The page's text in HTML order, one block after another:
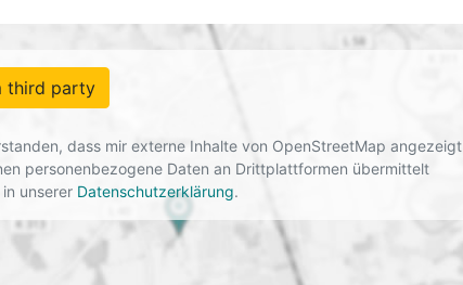
third party
dass mir externe Inhalte von OpenStreetMap angezeigt
personenbezogene Daten an Drittplattformen übermittelt
unserer Datenschutzerklärung.